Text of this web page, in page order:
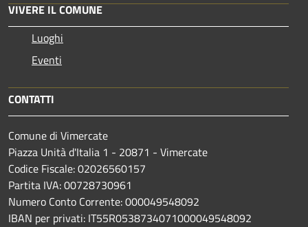
VIVERE IL COMUNE
Luoghi
Eventi
CONTATTI
Comune di Vimercate
Piazza Unità d'Italia 1 - 20871 - Vimercate
Codice Fiscale: 02026560157
Partita IVA: 00728730961
Numero Conto Corrente: 000049548092
IBAN per privati: IT55R0538734071000049548092